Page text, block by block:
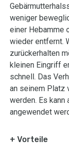
weniger
einer Hebamme
wieder entfernt.
zurückerhalten
kleinen Eingriff
schnell. Das
an seinem Platz
werden. Es kann
angewendet
+ Vorteile